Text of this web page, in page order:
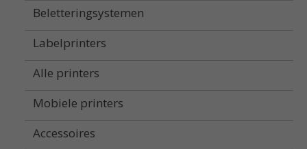
Beletteringsystemen
Labelprinters
Alle printers
Mobiele printers
Accessoires